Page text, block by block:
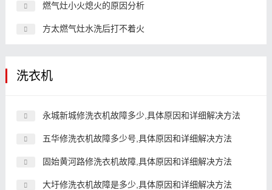
燃气灶小火熄火的原因分析
方太燃气灶水洗后打不着火
洗衣机
永城新城修洗衣机故障多少,具体原因和详细解决方法
五华修洗衣机故障多少号,具体原因和详细解决方法
固始黄河路修洗衣机故障,具体原因和详细解决方法
大圩修洗衣机故障是多少,具体原因和详细解决方法